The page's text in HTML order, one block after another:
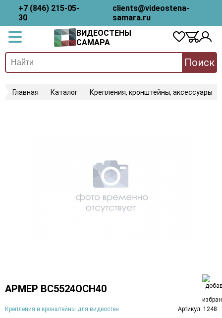
+7 (846) 215-05-
30
clients@videostena-
samara.ru
ВИДЕОСТЕНЫ
САМАРА
Поиск
Главная Каталог Крепления, кронштейны, аксессуары
АРМЕР ВС5524ОСН40
Крепления и кронштейны для видеостен Артикул: 1248